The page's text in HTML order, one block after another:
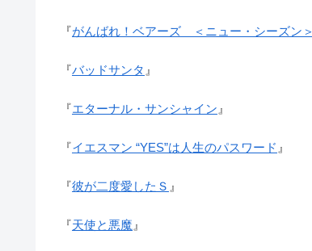
『がんばれ！ベアーズ ＜ニュー・シーズン＞
『バッドサンタ 』
『エターナル・サンシャイン 』
『イエスマン “YES”は人生のパスワード 』
『彼が二度愛したＳ 』
『天使と悪魔 』